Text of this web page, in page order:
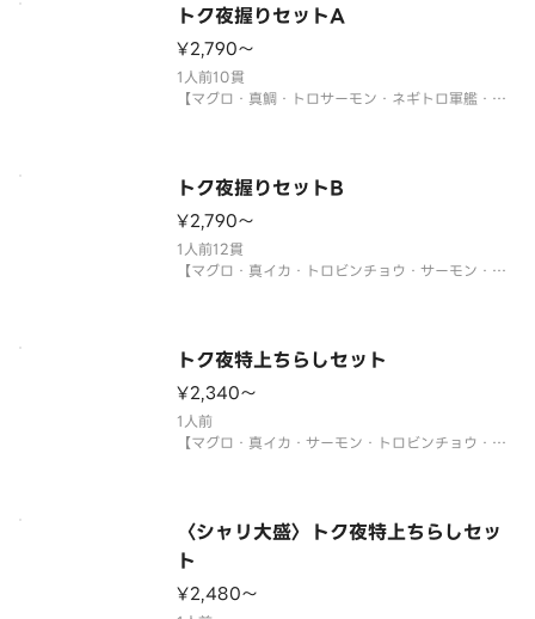
※真鯛がトロビンチョウに変更になる場合がありま
※年末年始・お盆期間中は販売をお休みさせていた
だく場合がございます。
トク夜握りセットA
¥2,790〜
1人前10貫
【マグロ・真鯛・トロサーモン・ネギトロ軍艦・イ
※年末年始・お盆期間中は販売をお休みさせていた
トク夜握りセットB
¥2,790〜
1人前12貫
【マグロ・真イカ・トロビンチョウ・サーモン・ツ
だく場合がございます。
サイドメニューは下記よりお選びください。
トク夜特上ちらしセット
¥2,340〜
1人前
【マグロ・真イカ・サーモン・トロビンチョウ・真
※酢飯を使用しています。
※年末年始・お盆期間中は販売をお休みさせていた
だく場合がございます。
〈シャリ大盛〉トク夜特上ちらしセッ
ト
¥2,480〜